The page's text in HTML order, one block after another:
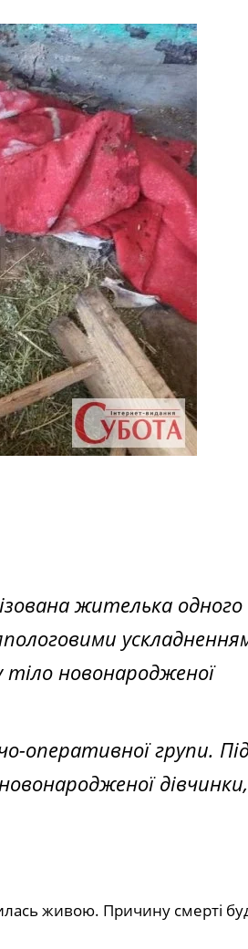
жителька одного
тіло новонародженої
оперативної групи.
дівчинки,
живою. Причину смерті